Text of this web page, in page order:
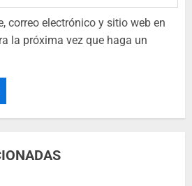
correo electrónico y sitio web en
la próxima vez que haga un